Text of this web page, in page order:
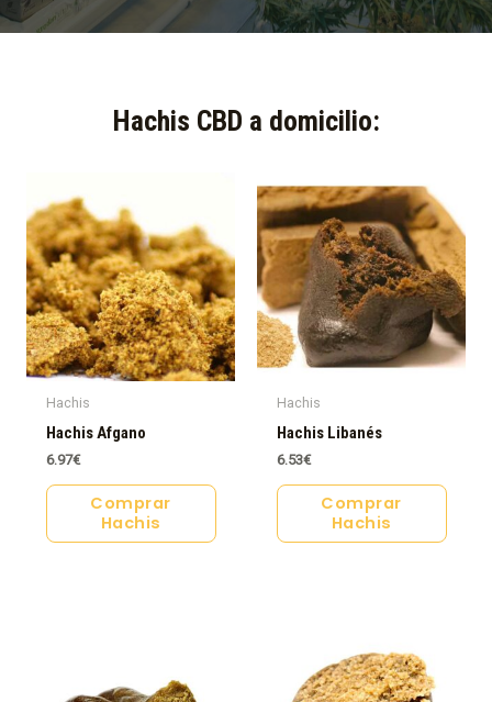
Hachis CBD a domicilio:​
Hachis
Hachis Afgano
6.97€
Comprar
Hachis
Hachis
Hachis Libanés
6.53€
Comprar
Hachis